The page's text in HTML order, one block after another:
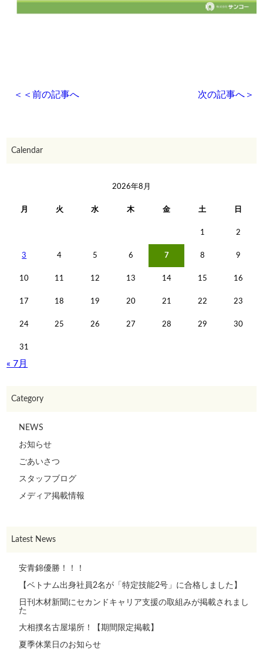
前の記事へ
＜＜ 次の記事へ＞＞
Calendar
2026年8月
月 火 水 木 金 土 日
1 2
3 4 5 6 7 8 9
10 11 12 13 14 15 16
17 18 19 20 21 22 23
24 25 26 27 28 29 30
31
« 7月
Category
NEWS
お知らせ
ごあいさつ
スタッフブログ
メディア掲載情報
Latest News
安青錦優勝！！！
【ベトナム出身社員2名が「特定技能2号」に合格しました】
日刊木材新聞にセカンドキャリア支援の取組みが掲載されまし
た
大相撲名古屋場所！【期間限定掲載】
夏季休業日のお知らせ